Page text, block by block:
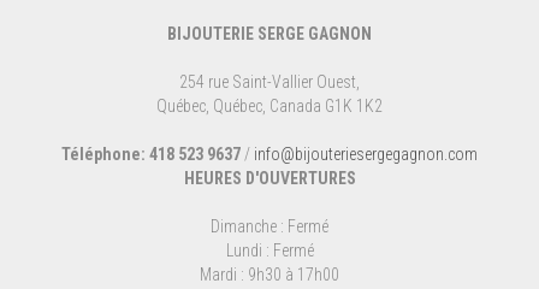
BIJOUTERIE SERGE GAGNON
254 rue Saint-Vallier Ouest,
Québec, Québec, Canada G1K 1K2
Téléphone: 418 523 9637/ info@bijouteriesergegagnon.com
HEURES D'OUVERTURES
Dimanche : Fermé
Lundi : Fermé
Mardi : 9h30 à 17h00